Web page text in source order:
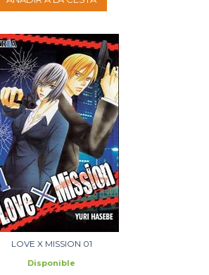
LOVE X MISSION 01
Disponible